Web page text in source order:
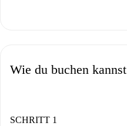
Wie du buchen kannst
SCHRITT 1